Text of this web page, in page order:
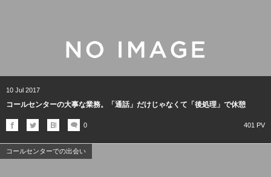
10 Jul 2017
コールセンターの大事な業務。「通話」だけじゃなくて「後処理」で休憩
0 401 PV
コールセンターでの出会い